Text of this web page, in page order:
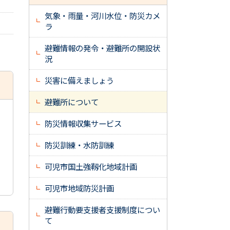
気象・雨量・河川水位・防災カメ
ラ
避難情報の発令・避難所の開設状
況
災害に備えましょう
避難所について
防災情報収集サービス
防災訓練・水防訓練
可児市国土強靱化地域計画
可児市地域防災計画
避難行動要支援者支援制度につい
て